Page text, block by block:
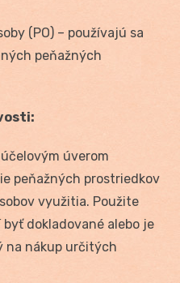
(PO) – používajú sa
peňažných
úverom
peňažných prostriedkov
využitia. Použite
dokladované alebo je
na nákup určitých